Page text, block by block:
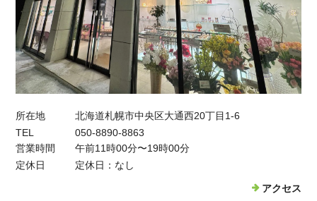
所在地
北海道札幌市中央区大通西20丁目1-6
TEL
050-8890-8863
営業時間
午前11時00分〜19時00分
定休日
定休日：なし
アクセス